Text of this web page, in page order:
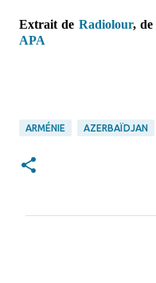
Extrait de Radiolour, de
APA
ARMÉNIE AZERBAÏDJAN